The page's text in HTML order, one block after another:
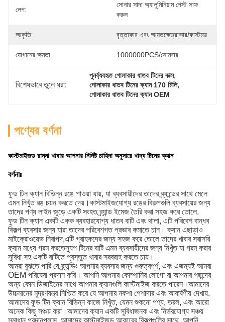
লেপ:
সোনার সাদা অ্যালুমিনিয়াম পেস্ট সাফ
করুন
আকৃতি: বৃত্তাকার এবং আয়তক্ষেত্রাকার/কাস্টমড
যোগানের ক্ষমতা: 1000000PCS/সোমবার
বিশেষভাবে তুলে ধরা:
পুনর্ব্যবহৃত গোলাকার ধাতব টিনের বাক্স,
গোলাকার ধাতব টিনের ক্যান 170 মিলি,
গোলাকার ধাতব টিনের ক্যান OEM
পণ্যের বর্ণনা
কাস্টমাইজড রান্না খাবার আপনার নির্দিষ্ট চাহিদা অনুসারে খাদ্য টিনের ক্যান
বর্ণনাঃ
ফুড টিন ক্যান বিভিন্ন রঙে পাওয়া যায়, যা ব্যবসায়ীদের তাদের ব্র্যান্ডের সাথে মেলে
এমন নিখুঁত রঙ চয়ন করতে দেয়।কাস্টমাইজযোগ্য রঙের বিকল্পগুলি ব্যবসায়ের জন্য
তাদের পণ্য লাইন জুড়ে একটি সংহত ব্র্যান্ড ইমেজ তৈরি করা সহজ করে তোলে.
ফুড টিন ক্যান একটি একক ব্যবহারযোগ্য ধাতব বাটি এবং থালা, এটি পরিবেশ বান্ধব
বিকল্প ব্যবসার জন্য যারা তাদের পরিবেশগত প্রভাব কমাতে চান। ক্যান এছাড়াও
মাইক্রোওয়েভ নিরাপদ,এটি গ্রাহকদের জন্য সহজ করে তোলে তাদের খাবার সরাসরি
ক্যান মধ্যে গরম করতেস্যুপ টিনের বাটি এমন ব্যবসায়ীদের জন্য নিখুঁত যা গরম করার
সুবিধা সহ একটি বাটিতে প্রস্তুত খাবার সরবরাহ করতে চায়।
আমরা বুঝতে পারি যে ব্র্যান্ডিং আপনার ব্যবসার জন্য গুরুত্বপূর্ণ, এবং এজন্যই আমরা
OEM পরিষেবা প্রদান করি। আপনি আপনার কোম্পানির লোগো বা আপনার পছন্দের
অন্য কোন ডিজাইনের সাথে আপনার ক্যানগুলি কাস্টমাইজ করতে পারেন।আমাদের
উচ্চমানের মুদ্রণযন্ত্র নিশ্চিত করে যে আপনার নকশা পেশাদার এবং আকর্ষণীয় দেখায়.
আমাদের ফুড টিন ক্যান বিভিন্ন কাজে নিখুঁত, যেমন শুকনো পণ্য, তরল, এবং আরো
অনেক কিছু সঞ্চয় করা।আমাদের ক্যান একটি সুবিধাজনক এবং নির্ভরযোগ্য সঞ্চয়
সমাধান প্রদানপ্লাস, আমাদের কাস্টমাইজড আকারের বিকল্পগুলির সাথে, আপনি